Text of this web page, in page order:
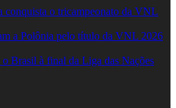
conquista o tricampeonato da VNL
a Polônia pelo título da VNL 2026
Brasil à final da Liga das Nações